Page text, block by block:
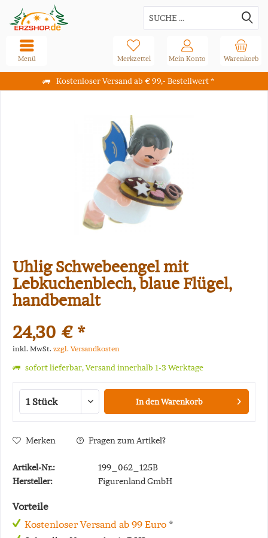
Kostenloser Versand ab € 99,- Bestellwert *
Warenkorb
Merkzettel Mein Konto
Menü
Uhlig Schwebeengel mit
Lebkuchenblech, blaue Flügel,
handbemalt
24,30 € *
inkl. MwSt. zzgl. Versandkosten
sofort lieferbar, Versand innerhalb 1-3 Werktage
In denWarenkorb
Merken Fragen zum Artikel?
Artikel-Nr.:
199_062_125B
Hersteller:
Figurenland GmbH
Vorteile
Kostenloser Versand ab 99 Euro *